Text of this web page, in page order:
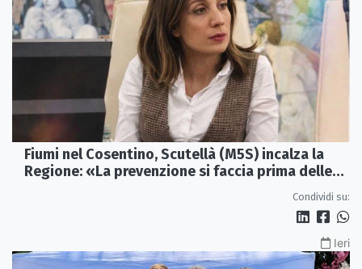
Fiumi nel Cosentino, Scutellà (M5S) incalza la
Regione: «La prevenzione si faccia prima delle
Condividi su:
Ieri